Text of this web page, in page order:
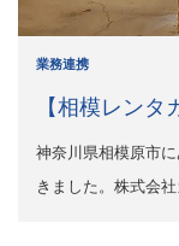
業務連携
【相模レンタ
神奈川県相模原市
きました。株式会